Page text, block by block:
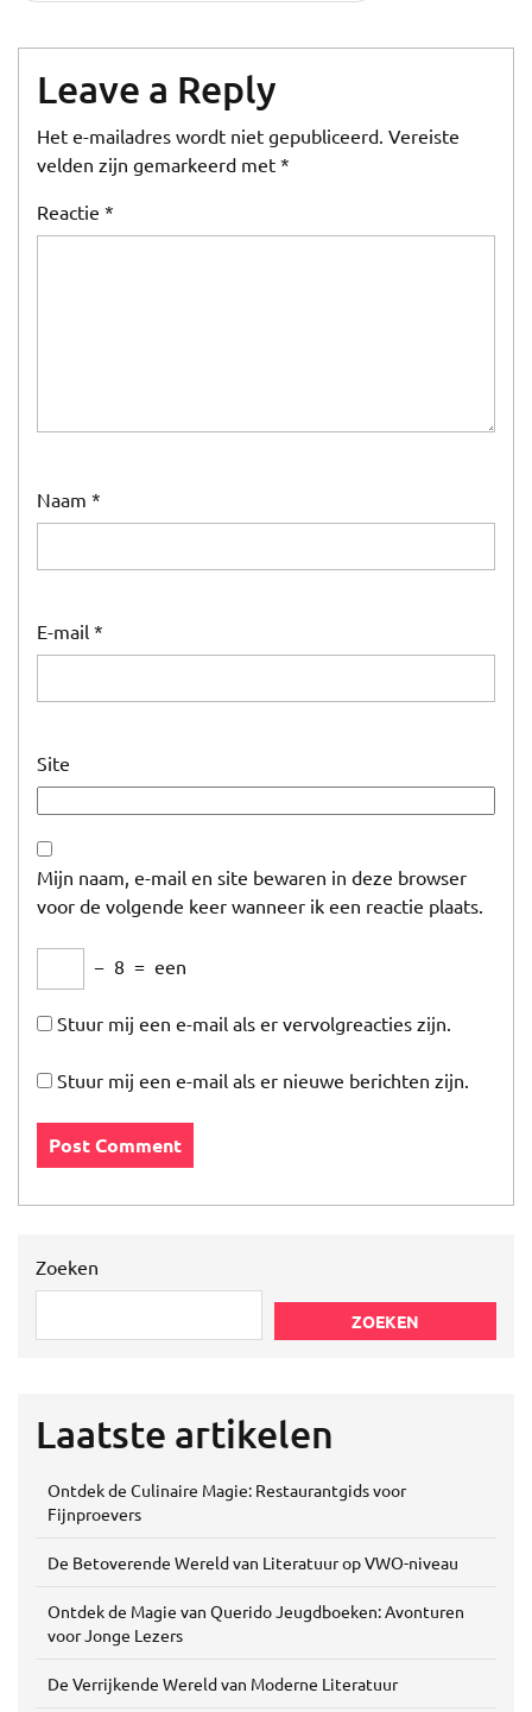
Leave a Reply
Het e-mailadres wordt niet gepubliceerd. Vereiste
velden zijn gemarkeerd met *
Reactie *
Naam *
E-mail *
Site
Mijn naam, e-mail en site bewaren in deze browser
voor de volgende keer wanneer ik een reactie plaats.
− 8 = een
Stuur mij een e-mail als er vervolgreacties zijn.
Stuur mij een e-mail als er nieuwe berichten zijn.
Zoeken
ZOEKEN
Laatste artikelen
Ontdek de Culinaire Magie: Restaurantgids voor
Fijnproevers
De Betoverende Wereld van Literatuur op VWO-niveau
Ontdek de Magie van Querido Jeugdboeken: Avonturen
voor Jonge Lezers
De Verrijkende Wereld van Moderne Literatuur